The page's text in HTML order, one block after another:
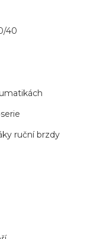
40
ruční brzdy